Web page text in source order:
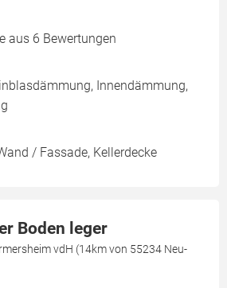
aus 6 Bewertungen
Innendämmung,
/ Fassade, Kellerdecke
Boden leger
vdH (14km von 55234 Neu-